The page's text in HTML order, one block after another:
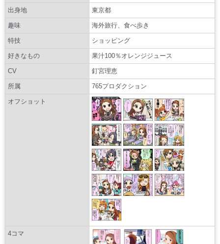
出身地 東京都
趣味 海外旅行、食べ歩き
特技 ショッピング
好きなもの 果汁100％オレンジジュース
CV 釘宮理恵
所属 765プロダクション
オフショット
4コマ